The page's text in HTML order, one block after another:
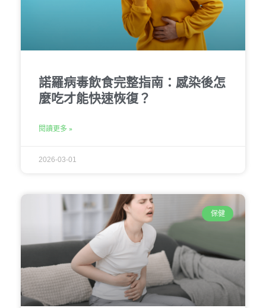
諾羅病毒飲食完整指南：感染後怎
麼吃才能快速恢復？
閱讀更多 »
2026-03-01
保健